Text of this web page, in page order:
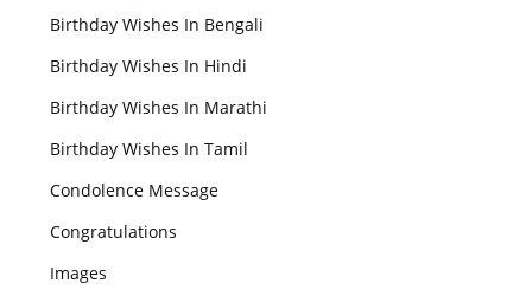
Birthday Wishes In Bengali
Birthday Wishes In Hindi
Birthday Wishes In Marathi
Birthday Wishes In Tamil
Condolence Message
Congratulations
Images